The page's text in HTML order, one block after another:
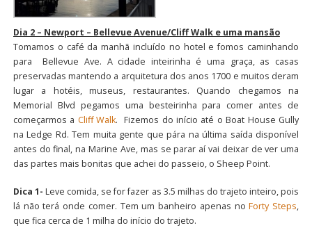
Dia 2 – Newport – Bellevue Avenue/Cliff Walk e uma mansão
Tomamos o café da manhã incluído no hotel e fomos caminhando
para Bellevue Ave. A cidade inteirinha é uma graça, as casas
preservadas mantendo a arquitetura dos anos 1700 e muitos deram
lugar a hotéis, museus, restaurantes. Quando chegamos na
Memorial Blvd pegamos uma besteirinha para comer antes de
começarmos a Cliff Walk. Fizemos do início até o Boat House Gully
na Ledge Rd. Tem muita gente que pára na última saída disponível
antes do final, na Marine Ave, mas se parar aí vai deixar de ver uma
das partes mais bonitas que achei do passeio, o Sheep Point.
Dica 1-Leve comida, se for fazer as 3.5 milhas do trajeto inteiro, pois
lá não terá onde comer. Tem um banheiro apenas noForty Steps,
que fica cerca de 1 milha do início do trajeto.